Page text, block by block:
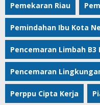
Pemekaran Riau
Pemindahan Ibu Kota
Pencemaran Limbah B3
Pencemaran
Perppu Cipta Kerja